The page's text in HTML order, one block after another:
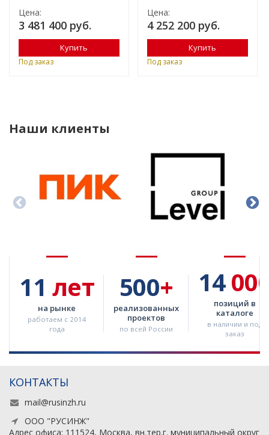
Цена:
3 481 400 руб.
Купить
Под заказ
Цена:
4 252 200 руб.
Купить
Под заказ
Наши клиенты
11 лет
на рынке
работаем с 2014
года
500+
реализованных
проектов
по всей России
14
позиций в
каталоге
в наличии и под
заказ
КОНТАКТЫ
mail@rusinzh.ru
ООО "РУСИНЖ"
Адрес офиса: 111524, Москва, вн.тер.г. муниципальный округ